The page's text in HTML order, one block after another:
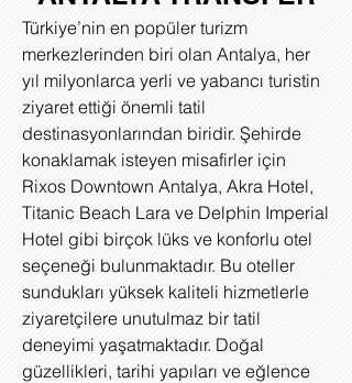
Türkiye’nin en popüler turizm
merkezlerinden biri olan Antalya, her
yıl milyonlarca yerli ve yabancı turistin
ziyaret ettiği önemli tatil
destinasyonlarından biridir. Şehirde
konaklamak isteyen misafirler için
Rixos Downtown Antalya, Akra Hotel,
Titanic Beach Lara ve Delphin Imperial
Hotel gibi birçok lüks ve konforlu otel
seçeneği bulunmaktadır. Bu oteller
sundukları yüksek kaliteli hizmetlerle
ziyaretçilere unutulmaz bir tatil
deneyimi yaşatmaktadır. Doğal
güzellikleri, tarihi yapıları ve eğlence